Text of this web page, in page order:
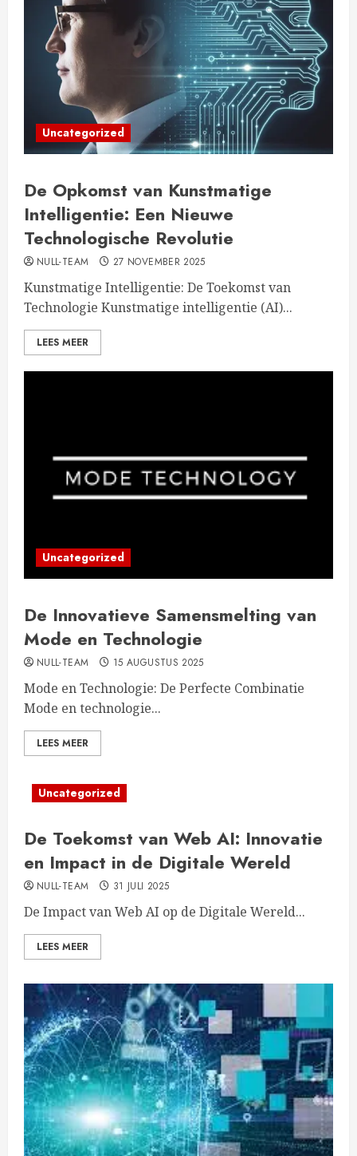
Uncategorized
De Opkomst van Kunstmatige
Intelligentie: Een Nieuwe
Technologische Revolutie
NULL-TEAM 27 NOVEMBER 2025
Kunstmatige Intelligentie: De Toekomst van
Technologie Kunstmatige intelligentie (AI)...
LEES MEER
Uncategorized
De Innovatieve Samensmelting van
Mode en Technologie
NULL-TEAM 15 AUGUSTUS 2025
Mode en Technologie: De Perfecte Combinatie
Mode en technologie...
LEES MEER
Uncategorized
De Toekomst van Web AI: Innovatie
en Impact in de Digitale Wereld
NULL-TEAM 31 JULI 2025
De Impact van Web AI op de Digitale Wereld...
LEES MEER